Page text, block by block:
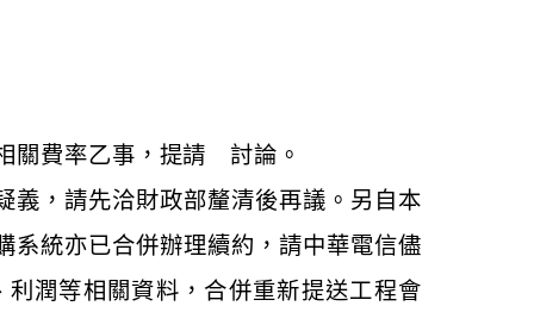
關費率乙事，提請 討論。
義，請先洽財政部釐清後再議。另自本
系統亦已合併辦理續約，請中華電信儘
潤等相關資料，合併重新提送工程會